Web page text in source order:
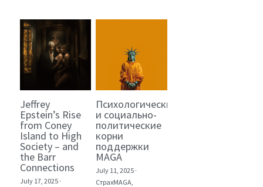
Jeffrey
Epstein’s Rise
from Coney
Island to High
Society – and
the Barr
Connections
July 17, 2025 ·
Психологические
и социально-
политические
корни
поддержки
MAGA
July 11, 2025 ·
СтрахMAGA,